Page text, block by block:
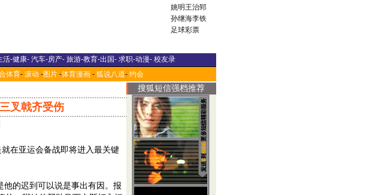
姚明王治郅
孙继海李铁
足球彩票
活-健康- 汽车-房产- 旅游-教育-出国- 求职-动漫- 校友录
体育- 滚动 -图片 -体育漫画 - 狐说八道- 约会
叉戟齐受伤
在亚运会备战即将进入最关键
的迟到可以说是事出有因。报
搜狐短信强档推荐